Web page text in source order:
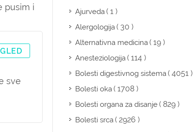
pusim i
sve
Ajurveda( 1 )
Alergologija( 30 )
Alternativna medicina( 19 )
Anesteziologija( 114 )
Bolesti digestivnog sistema( 4051 )
Bolesti oka( 1708 )
Bolesti organa za disanje( 829 )
Bolesti srca( 2926 )